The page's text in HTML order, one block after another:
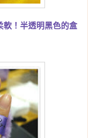
軟！半透明黑色的盒